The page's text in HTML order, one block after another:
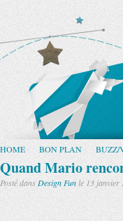
HOME BON PLAN BUZZ/
Quand Mario
Posté dans Design Funle 13 janvier